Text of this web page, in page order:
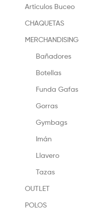
Articulos Buceo
CHAQUETAS
MERCHANDISING
Bañadores
Botellas
Funda Gafas
Gorras
Gymbags
Imán
Llavero
Tazas
OUTLET
POLOS